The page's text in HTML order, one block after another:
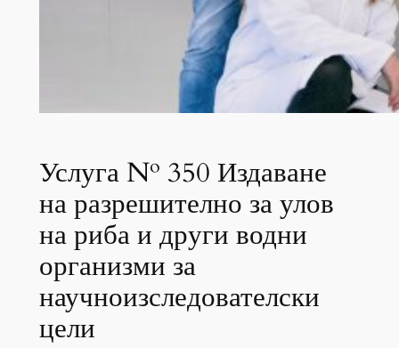
Услуга № 350 Издаване
на разрешително за улов
на риба и други водни
организми за
научноизследователски
цели